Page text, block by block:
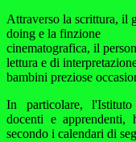
Attraverso la scrittura, il
doing e la finzione
cinematografica, il
lettura e di
bambini preziose
In particolare,
docenti e apprendenti,
secondo i calendari di